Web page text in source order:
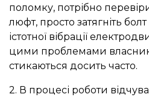
поломку, потрібно
люфт, просто затягніть
істотної вібрації
цими проблемами
стикаються досить часто.
2. В процесі роботи